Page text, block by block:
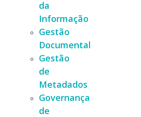
da
Informação
Gestão
Documental
Gestão
de
Metadados
Governança
de